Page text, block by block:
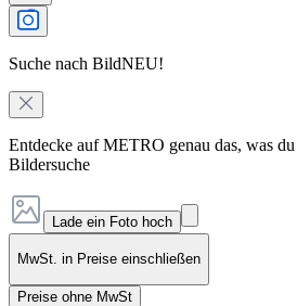
Suche nach BildNEU!
Entdecke auf METRO genau das, was
Bildersuche
Lade ein Foto hoch
MwSt. in Preise einschließen
Preise ohne MwSt